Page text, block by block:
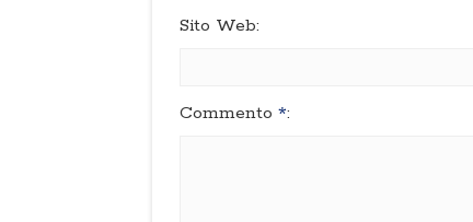
Sito Web:
Commento *: